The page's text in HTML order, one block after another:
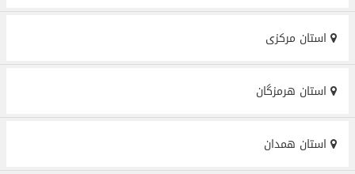
استان مرکزی
استان هرمزگان
استان همدان